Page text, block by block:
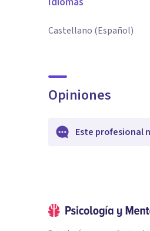
Castellano (Español)
Opiniones
Este profesional